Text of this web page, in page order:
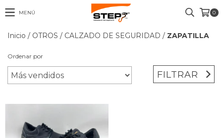
MENÚ 0
Inicio / OTROS / CALZADO DE SEGURIDAD / ZAPATILLA
Ordenar por
FILTRAR